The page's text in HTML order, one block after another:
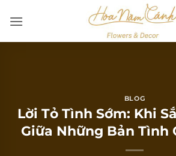
qua
BLOG
Lời Tỏ Tình Sớm: Khi
Giữa Những Bản Tình